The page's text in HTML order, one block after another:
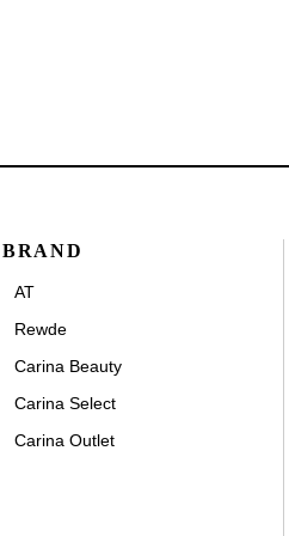
BRAND
AT
Rewde
Carina Beauty
Carina Select
Carina Outlet